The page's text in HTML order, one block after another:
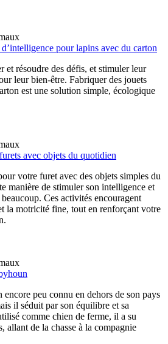
pour lapins avec du carton
et résoudre des défis, et stimuler leur
leur bien-être. Fabriquer des jouets
est une solution simple, écologique
avec objets du quotidien
votre furet avec des objets simples du
manière de stimuler son intelligence et
Ces activités encouragent
la motricité fine, tout en renforçant votre
peu connu en dehors de son pays
il séduit par son équilibre et sa
comme chien de ferme, il a su
allant de la chasse à la compagnie